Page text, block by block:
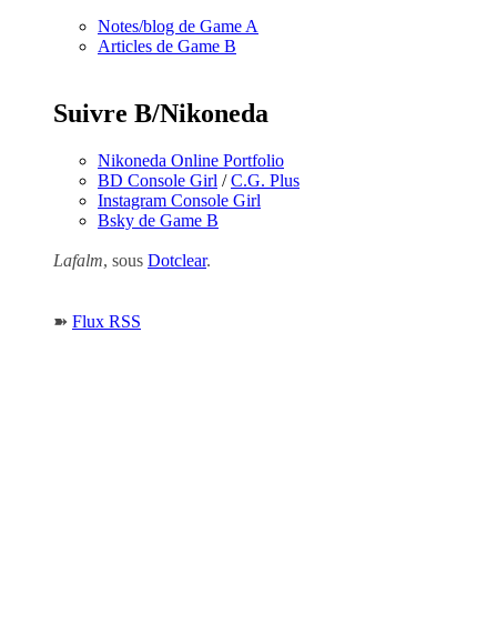
Notes/blog de Game A
Articles de Game B
Suivre B/Nikoneda
Nikoneda Online Portfolio
BD Console Girl /C.G. Plus
Instagram Console Girl
Bsky de Game B
Lafalm, sous Dotclear.
➽ Flux RSS